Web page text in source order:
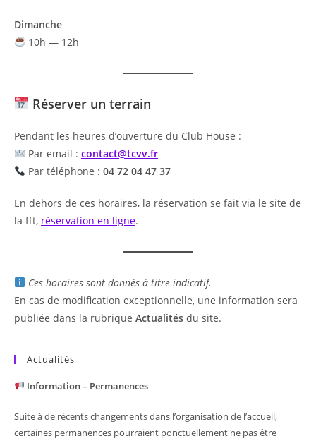
Dimanche
10h — 12h
Réserver un terrain
Pendant les heures d’ouverture du Club House :
Par email : contact@tcvv.fr
Par téléphone : 04 72 04 47 37
En dehors de ces horaires, la réservation se fait via le site de
la fft, réservation en ligne.
Ces horaires sont donnés à titre indicatif.
En cas de modification exceptionnelle, une information sera
publiée dans la rubrique Actualités du site.
Actualités
Information – Permanences
Suite à de récents changements dans l’organisation de l’accueil,
certaines permanences pourraient ponctuellement ne pas être